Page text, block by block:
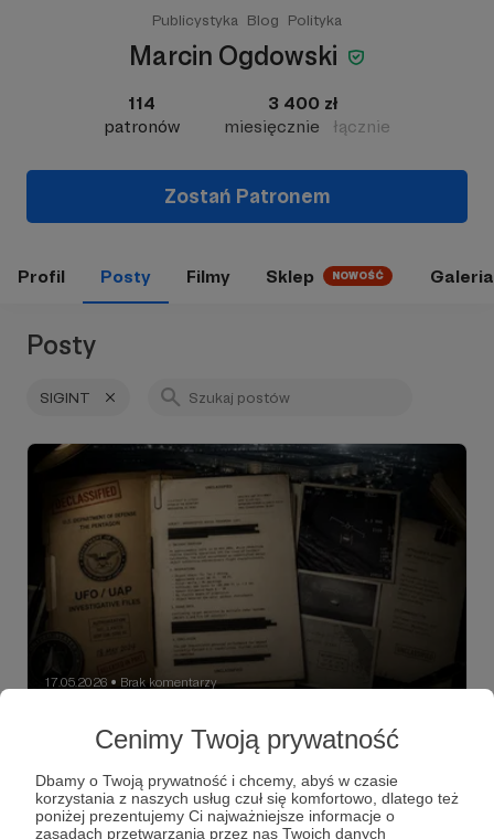
Cenimy Twoją prywatność
Dbamy o Twoją prywatność i chcemy, abyś w czasie
korzystania z naszych usług czuł się komfortowo, dlatego też
poniżej prezentujemy Ci najważniejsze informacje o
zasadach przetwarzania przez nas Twoich danych
Publicystyka Blog Polityka
Marcin Ogdowski
114
patronów
3 400 zł
miesięcznie
łącznie
Zostań Patronem
Profil Posty Filmy Sklep NOWOŚĆ Galeria
Posty
SIGINT
17.05.2026 ● Brak komentarzy
"Obcy"
Nagrania z myśliwców, świetliste obiekty nad Syrią,
meldunki marynarzy i archiwa z czasów zimnej wojny –
Pentagon rozpoczął publikację kolejnych akt dotyczących
UFO.
UFO UAP Pentagon +5